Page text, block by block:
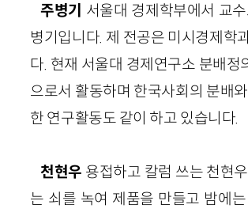
주병기 서울대 경제학부에서 교
병기입니다. 제 전공은 미시경제학
다. 현재 서울대 경제연구소 분배정
으로서 활동하며 한국사회의 분배
한 연구활동도 같이 하고 있습니다.
천현우 용접하고 칼럼 쓰는 천현
는 쇠를 녹여 제품을 만들고 밤에